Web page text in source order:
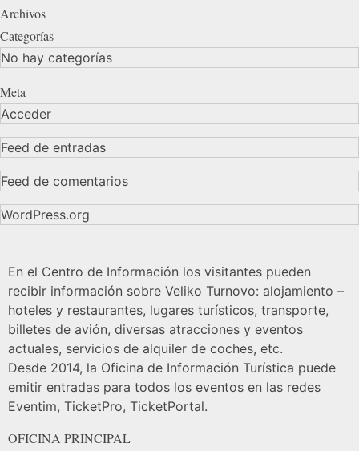
Archivos
Categorías
No hay categorías
Meta
Acceder
Feed de entradas
Feed de comentarios
WordPress.org
En el Centro de Información los visitantes pueden
recibir información sobre Veliko Turnovo: alojamiento –
hoteles y restaurantes, lugares turísticos, transporte,
billetes de avión, diversas atracciones y eventos
actuales, servicios de alquiler de coches, etc.
Desde 2014, la Oficina de Información Turística puede
emitir entradas para todos los eventos en las redes
Eventim, TicketPro, TicketPortal.
OFICINA PRINCIPAL